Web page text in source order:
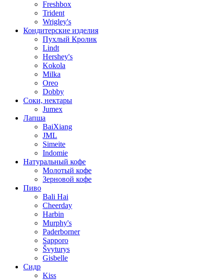
Freshbox
Trident
Wrigley's
Кондитерские изделия
Пухлый Кролик
Lindt
Hershey's
Kokola
Milka
Oreo
Dobby
Соки, нектары
Jumex
Лапша
BaiXiang
JML
Simeite
Indomie
Натуральный кофе
Молотый кофе
Зерновой кофе
Пиво
Bali Hai
Cheerday
Harbin
Murphy's
Paderborner
Sapporo
Švyturys
Gisbelle
Сидр
Kiss